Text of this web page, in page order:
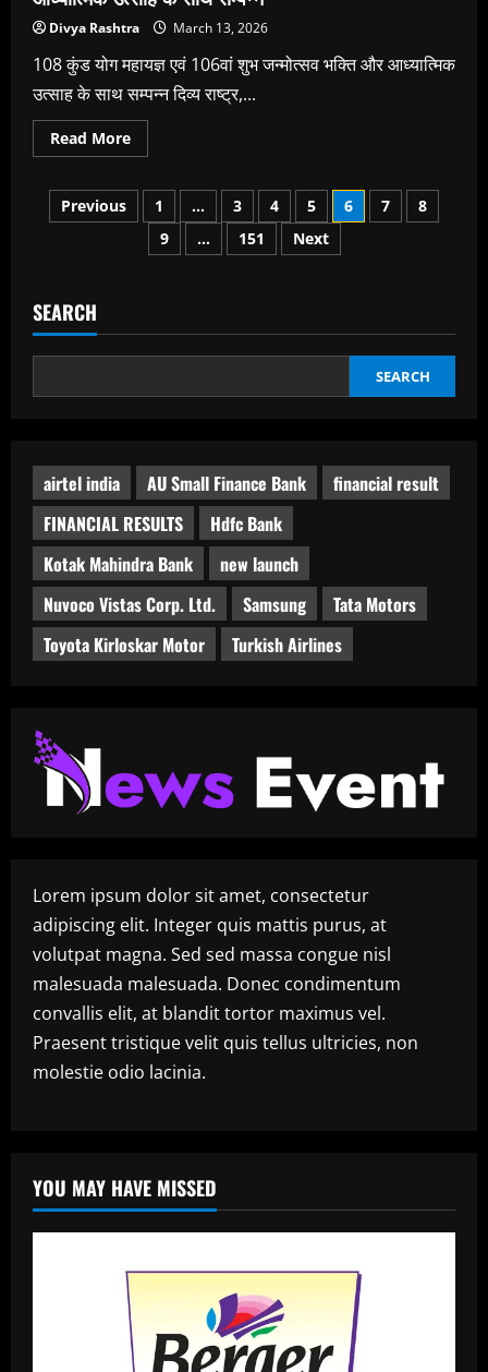
Divya Rashtra March 13, 2026
108 कुंड योग महायज्ञ एवं 106वां शुभ जन्मोत्सव भक्ति और आध्यात्मिक
उत्साह के साथ सम्पन्न दिव्य राष्ट्र,...
Read MoreRead
more
महायज्ञ
106वां
आध्यात्मिक
उत्साह
सम्पन्न
Posts
pagination
Previous 1 … 3 4 5 6 7
8
9
… 151 Next
SEARCH
SEARCH
airtel india AU Small Finance Bank
financial result
FINANCIAL RESULTS
Hdfc Bank
Kotak Mahindra Bank
new launch
Nuvoco Vistas Corp. Ltd.
Samsung
Tata Motors
Toyota Kirloskar Motor
Turkish Airlines
Lorem ipsum dolor sit amet, consectetur
adipiscing elit. Integer quis mattis purus, at
volutpat magna. Sed sed massa congue nisl
malesuada malesuada. Donec condimentum
convallis elit, at blandit tortor maximus vel.
Praesent tristique velit quis tellus ultricies, non
molestie odio lacinia.
YOU MAY HAVE MISSED